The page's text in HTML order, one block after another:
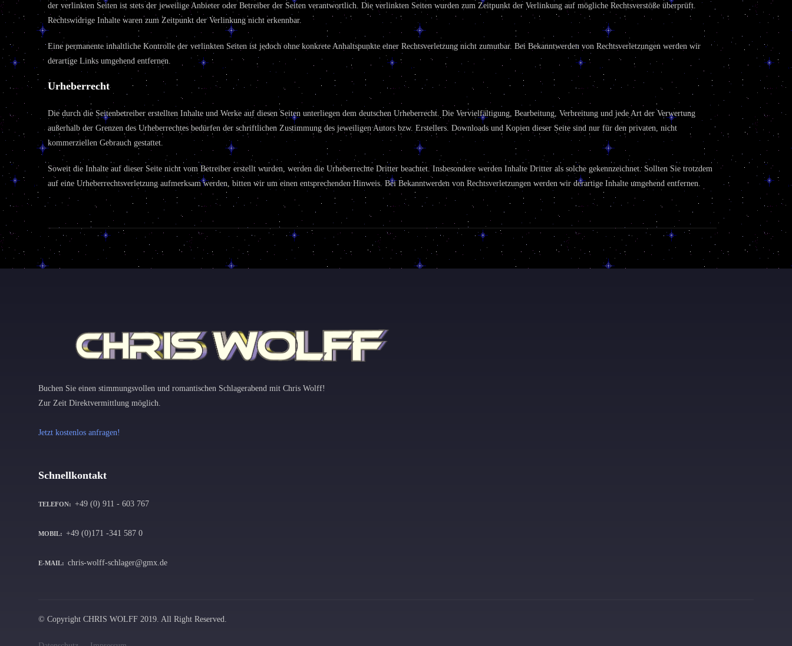
der verlinkten Seiten ist stets der jeweilige Anbieter oder Betreiber der Seiten verantwortlich. Die verlinkten Seiten wurden zum Zeitpunkt der Verlinkung auf mögliche Rechtsverstöße überprüft.
Rechtswidrige Inhalte waren zum Zeitpunkt der Verlinkung nicht erkennbar.
Eine permanente inhaltliche Kontrolle der verlinkten Seiten ist jedoch ohne konkrete Anhaltspunkte einer Rechtsverletzung nicht zumutbar. Bei Bekanntwerden von Rechtsverletzungen werden wir
derartige Links umgehend entfernen.
Urheberrecht
Die durch die Seitenbetreiber erstellten Inhalte und Werke auf diesen Seiten unterliegen dem deutschen Urheberrecht. Die Vervielfältigung, Bearbeitung, Verbreitung und jede Art der Verwertung
außerhalb der Grenzen des Urheberrechtes bedürfen der schriftlichen Zustimmung des jeweiligen Autors bzw. Erstellers. Downloads und Kopien dieser Seite sind nur für den privaten, nicht
kommerziellen Gebrauch gestattet.
Soweit die Inhalte auf dieser Seite nicht vom Betreiber erstellt wurden, werden die Urheberrechte Dritter beachtet. Insbesondere werden Inhalte Dritter als solche gekennzeichnet. Sollten Sie trotzdem
auf eine Urheberrechtsverletzung aufmerksam werden, bitten wir um einen entsprechenden Hinweis. Bei Bekanntwerden von Rechtsverletzungen werden wir derartige Inhalte umgehend entfernen.
Buchen Sie einen stimmungsvollen und romantischen Schlagerabend mit Chris Wolff!
Zur Zeit Direktvermittlung möglich.
Jetzt kostenlos anfragen!
Schnellkontakt
TELEFON: +49 (0) 911 - 603 767
MOBIL: +49 (0)171 -341 587 0
E-MAIL: chris-wolff-schlager@gmx.de
© Copyright CHRIS WOLFF 2019. All Right Reserved.